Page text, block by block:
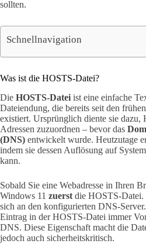
sollten.
Schnellnavigation
Was ist die HOSTS-Datei?
Die HOSTS-Datei ist eine einfache
Dateiendung, die bereits seit den
existiert. Ursprünglich diente sie dazu,
Adressen zuzuordnen – bevor das
(DNS) entwickelt wurde. Heutzutage
indem sie dessen Auflösung auf
kann.
Sobald Sie eine Webadresse in Ihren
Windows 11 zuerst die HOSTS-Datei.
sich an den konfigurierten DNS-
Eintrag in der HOSTS-Datei immer
DNS. Diese Eigenschaft macht die
jedoch auch sicherheitskritisch.